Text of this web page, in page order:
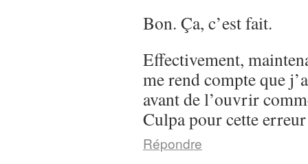
Bon. Ça, c’est fait.
Effectivement,
me rend compte que
avant de l’ouvrir
Culpa pour cette
Répondre